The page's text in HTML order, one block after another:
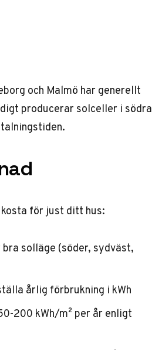
och Malmö har generellt
producerar solceller i södra
för just ditt hus:
solläge (söder, sydväst,
årlig förbrukning i kWh
200 kWh/m² per år enligt